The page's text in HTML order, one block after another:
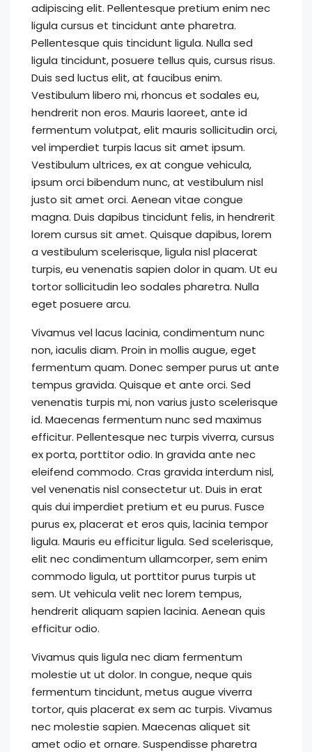
adipiscing elit. Pellentesque pretium enim nec
ligula cursus et tincidunt ante pharetra.
Pellentesque quis tincidunt ligula. Nulla sed
ligula tincidunt, posuere tellus quis, cursus risus.
Duis sed luctus elit, at faucibus enim.
Vestibulum libero mi, rhoncus et sodales eu,
hendrerit non eros. Mauris laoreet, ante id
fermentum volutpat, elit mauris sollicitudin orci,
vel imperdiet turpis lacus sit amet ipsum.
Vestibulum ultrices, ex at congue vehicula,
ipsum orci bibendum nunc, at vestibulum nisl
justo sit amet orci. Aenean vitae congue
magna. Duis dapibus tincidunt felis, in hendrerit
lorem cursus sit amet. Quisque dapibus, lorem
a vestibulum scelerisque, ligula nisl placerat
turpis, eu venenatis sapien dolor in quam. Ut eu
tortor sollicitudin leo sodales pharetra. Nulla
eget posuere arcu.
Vivamus vel lacus lacinia, condimentum nunc
non, iaculis diam. Proin in mollis augue, eget
fermentum quam. Donec semper purus ut ante
tempus gravida. Quisque et ante orci. Sed
venenatis turpis mi, non varius justo scelerisque
id. Maecenas fermentum nunc sed maximus
efficitur. Pellentesque nec turpis viverra, cursus
ex porta, porttitor odio. In gravida ante nec
eleifend commodo. Cras gravida interdum nisl,
vel venenatis nisl consectetur ut. Duis in erat
quis dui imperdiet pretium et eu purus. Fusce
purus ex, placerat et eros quis, lacinia tempor
ligula. Mauris eu efficitur ligula. Sed scelerisque,
elit nec condimentum ullamcorper, sem enim
commodo ligula, ut porttitor purus turpis ut
sem. Ut vehicula velit nec lorem tempus,
hendrerit aliquam sapien lacinia. Aenean quis
efficitur odio.
Vivamus quis ligula nec diam fermentum
molestie ut ut dolor. In congue, neque quis
fermentum tincidunt, metus augue viverra
tortor, quis placerat ex sem ac turpis. Vivamus
nec molestie sapien. Maecenas aliquet sit
amet odio et ornare. Suspendisse pharetra